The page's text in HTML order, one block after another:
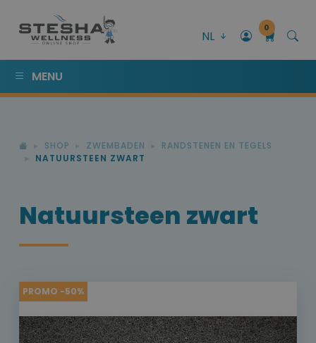
NL
0
MENU
SHOP ZWEMBADEN
RANDSTENEN EN TEGELS
NATUURSTEEN ZWART
Natuursteen zwart
PROMO -50%